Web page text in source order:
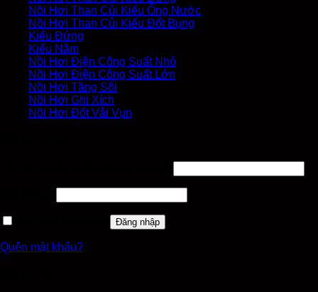
Nồi Hơi Than Củi Kiểu Ống Nước
Nồi Hơi Than Củi Kiểu Đốt Bụng
Kiểu Đứng
Kiểu Nằm
Nồi Hơi Điện Công Suất Nhỏ
Nồi Hơi Điện Công Suất Lớn
Nồi Hơi Tầng Sôi
Nồi Hơi Ghi Xích
Nồi Hơi Đốt Vải Vụn
Đăng nhập
Quên mật khẩu?